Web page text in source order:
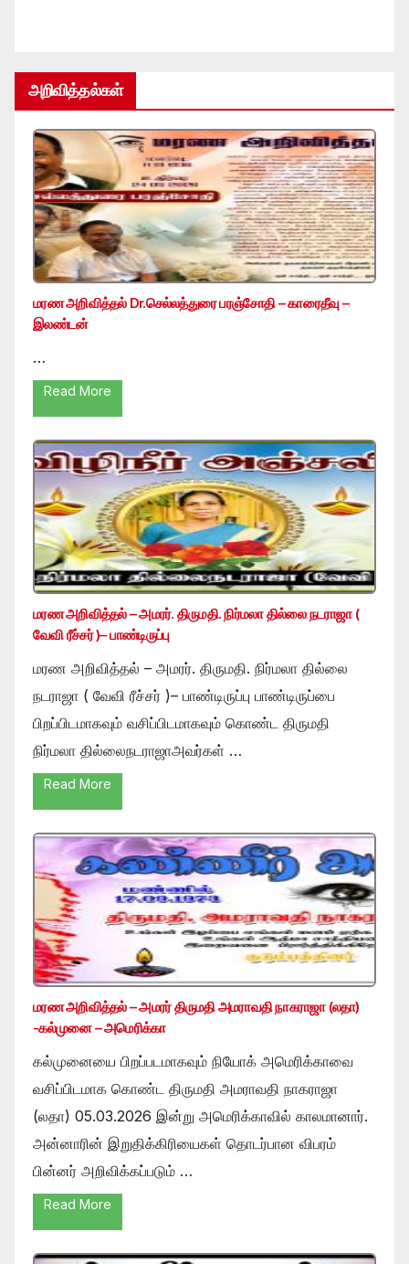
அறிவித்தல்கள்
மரண அறிவித்தல் Dr.செல்லத்துரை பரஞ்சோதி – காரைதீவு –
இலண்டன்
…
Read More
மரண அறிவித்தல் – அமரர். திருமதி. நிர்மலா தில்லை நடராஜா (
வேவி ரீச்சர் )– பாண்டிருப்பு
மரண அறிவித்தல் – அமரர். திருமதி. நிர்மலா தில்லை
நடராஜா ( வேவி ரீச்சர் )– பாண்டிருப்பு பாண்டிருப்பை
பிறப்பிடமாகவும் வசிப்பிடமாகவும் கொண்ட திருமதி
நிர்மலா தில்லைநடராஜாஅவர்கள் …
Read More
மரண அறிவித்தல் – அமரர் திருமதி அமராவதி நாகராஜா (லதா)
-கல்முனை – அமெரிக்கா
கல்முனையை பிறப்படமாகவும் நியோக் அமெரிக்காவை
வசிப்பிடமாக கொண்ட திருமதி அமராவதி நாகராஜா
(லதா) 05.03.2026 இன்று அமெரிக்காவில் காலமானார்.
அன்னாரின் இறுதிக்கிரியைகள் தொடர்பான விபரம்
பின்னர் அறிவிக்கப்படும் …
Read More